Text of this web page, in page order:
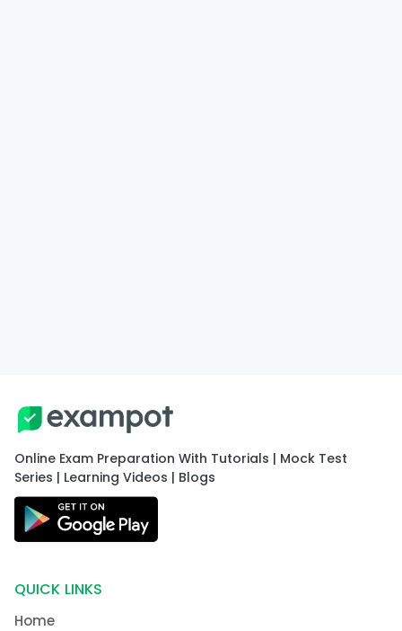
Online Exam Preparation With Tutorials | Mock Test
Series | Learning Videos | Blogs
QUICK LINKS
Home